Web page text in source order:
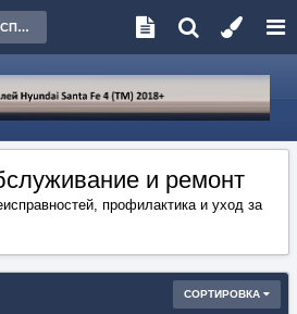
ТЕХНИЧЕСКИЙ РАЗДЕЛ. ЭКСПЛУАТАЦИЯ, ОБСЛУЖИВАНИЕ, РЕМОНТ
и ремонт
профилактика и уход за
СОРТИРОВКА